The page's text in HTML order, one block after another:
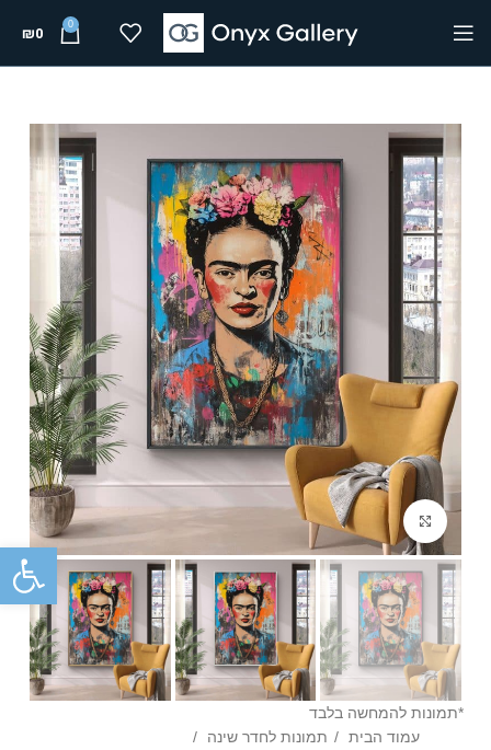
0
₪0
Click to enlarge
*תמונות להמחשה בלבד
עמוד הבית
תמונות לחדר שינה